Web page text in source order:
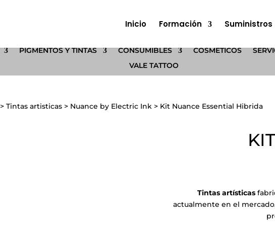
Inicio Formación Suministros
PIGMENTOS Y TINTAS CONSUMIBLES COSMÉTICOS
VALE TATTOO
>Tintas artisticas > Nuance by Electric Ink > Kit Nuance Essential Hibrida
Tintas artísticas
actualmente en el